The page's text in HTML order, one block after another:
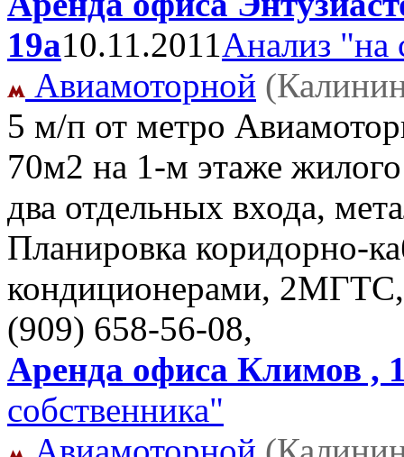
19а10.11.2011Анализ "на
Авиамоторной
5 м/п от метро
70м2 на 1-м этаже
два отдельных входа,
Планировка коридорно-
кондиционерами,
(909) 658-56-08,
Аренда офиса Климов ,
собственника"